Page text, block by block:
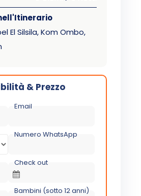
El Silsila, Kom Ombo,
& Prezzo
Email
Numero WhatsApp
Check out
Bambini (sotto 12 anni)